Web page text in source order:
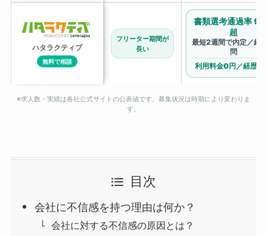
ハタラクティブ
無料で相談
フリーター期間が
長い
書類選考通過率
超
最短2週間で内定／経
問
利用料金0円／経歴不
※求人数・実績は各社公式サイトの公表値です。募集状況は時期により変わりま
す。
目次
会社に不信感を持つ理由は何か？
会社に対する不信感の原因とは？